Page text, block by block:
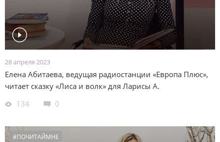
28 апреля 2023
Елена Абитаева, ведущая радиостанции «Европа Плюс»,
читает сказку «Лиса и волк» для Ларисы А.
134
0
#ПОЧИТАЙМНЕ